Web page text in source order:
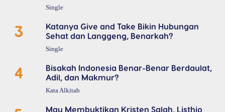
Single
3
Katanya Give and Take Bikin Hubungan
Sehat dan Langgeng, Benarkah?
Single
4
Bisakah Indonesia Benar-Benar Berdaulat,
Adil, dan Makmur?
Kata Alkitab
Mau Membuktikan Kristen Salah, Listhio